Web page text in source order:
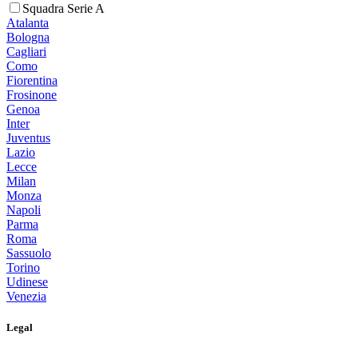
Squadra Serie A
Atalanta
Bologna
Cagliari
Como
Fiorentina
Frosinone
Genoa
Inter
Juventus
Lazio
Lecce
Milan
Monza
Napoli
Parma
Roma
Sassuolo
Torino
Udinese
Venezia
Legal